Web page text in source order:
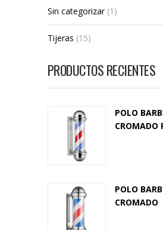
Sin categorizar (1)
Tijeras (15)
PRODUCTOS RECIENTES
POLO
CROMADO
POLO
CROMADO